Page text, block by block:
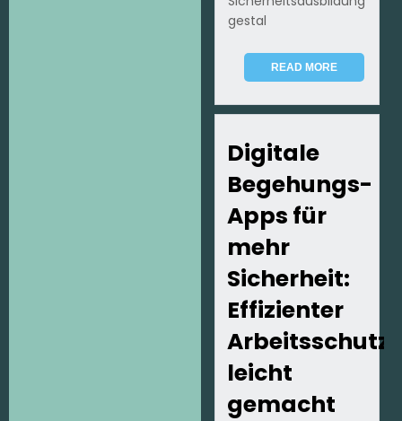
gestal
READ MORE
Digitale
Begehungs-
Apps für
mehr
Sicherheit:
Effizienter
Arbeitsschutz
leicht
gemacht